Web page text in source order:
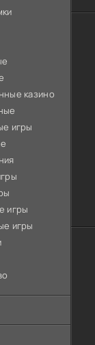
казино
игры
игры
игры